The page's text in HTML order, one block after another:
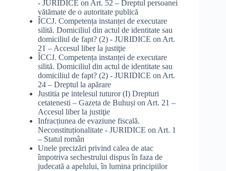
- JURIDICE on Art. 52 – Dreptul persoanei
vătămate de o autoritate publică
ÎCCJ. Competența instanței de executare
silită. Domiciliul din actul de identitate sau
domiciliul de fapt? (2) - JURIDICE on Art.
21 – Accesul liber la justiţie
ÎCCJ. Competența instanței de executare
silită. Domiciliul din actul de identitate sau
domiciliul de fapt? (2) - JURIDICE on Art.
24 – Dreptul la apărare
Justitia pe intelesul tuturor (I) Drepturi
cetatenesti – Gazeta de Buhuși on Art. 21 –
Accesul liber la justiţie
Infracțiunea de evaziune fiscală.
Neconstituționalitate - JURIDICE on Art. 1
– Statul român
Unele precizări privind calea de atac
împotriva sechestrului dispus în faza de
judecată a apelului, în lumina principiilor